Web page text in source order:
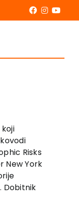
Risks
New York
Dobitnik